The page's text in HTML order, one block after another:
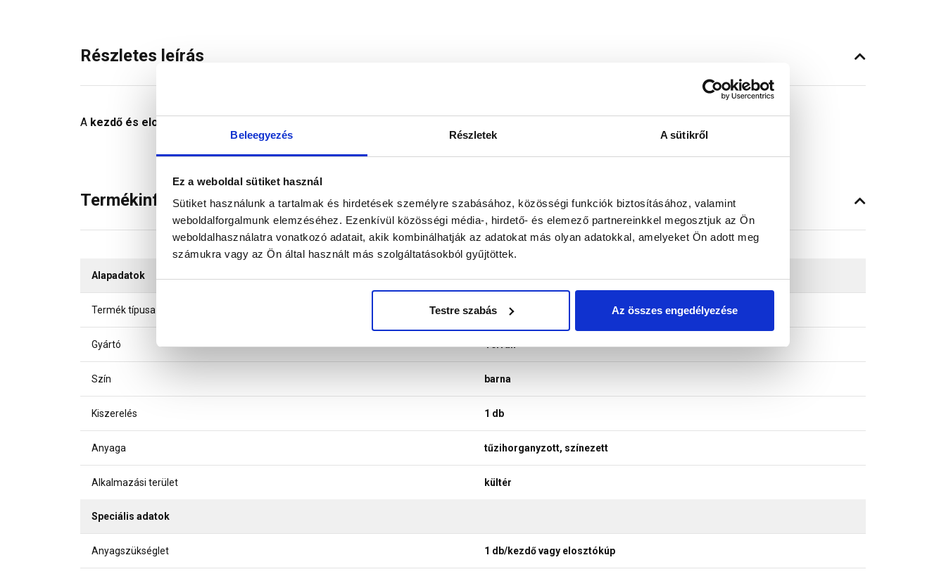
Beleegyezés Részletek A sütikről
Ez a weboldal sütiket használ
Sütiket használunk a tartalmak és hirdetések személyre szabásához, közösségi funkciók biztosításához, valamint
weboldalforgalmunk elemzéséhez. Ezenkívül közösségi média-, hirdető- és elemező partnereinkkel megosztjuk az Ön
weboldalhasználatra vonatkozó adatait, akik kombinálhatják az adatokat más olyan adatokkal, amelyeket Ön adott meg
számukra vagy az Ön által használt más szolgáltatásokból gyűjtöttek.
Testre szabás Az összes engedélyezése
Részletes leírás
A kezdő és elosztó kúpcserepek
Termékinformáció
Alapadatok
Termék típusa kúpcserép rögzítő
Gyártó Terrán
Szín barna
Kiszerelés 1 db
Anyaga tűzihorganyzott, színezett
Alkalmazási terület kültér
Speciális adatok
Anyagszükséglet 1 db/kezdő vagy elosztókúp